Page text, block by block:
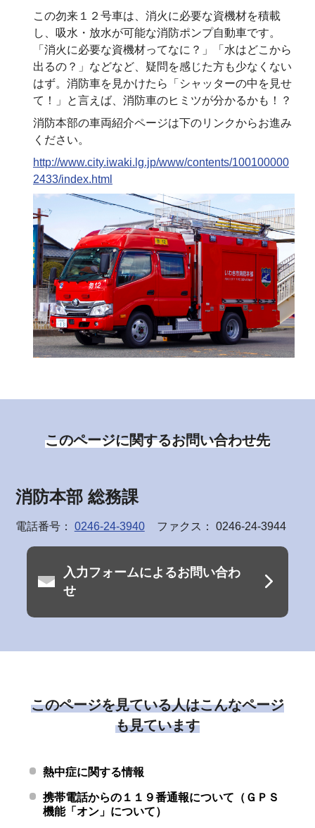
この勿来１２号車は、消火に必要な資機材を積載
し、吸水・放水が可能な消防ポンプ自動車です。
「消火に必要な資機材ってなに？」「水はどこから
出るの？」などなど、疑問を感じた方も少なくない
はず。消防車を見かけたら「シャッターの中を見せ
て！」と言えば、消防車のヒミツが分かるかも！？
消防本部の車両紹介ページは下のリンクからお進み
ください。
http://www.city.iwaki.lg.jp/www/contents/100100000
2433/index.html
このページに関するお問い合わせ先
消防本部 総務課
電話番号： 0246-24-3940 ファクス： 0246-24-3944
入力フォームによるお問い合わ
せ
このページを見ている人はこんなページ
も見ています
熱中症に関する情報
携帯電話からの１１９番通報について（ＧＰＳ
機能「オン」について）